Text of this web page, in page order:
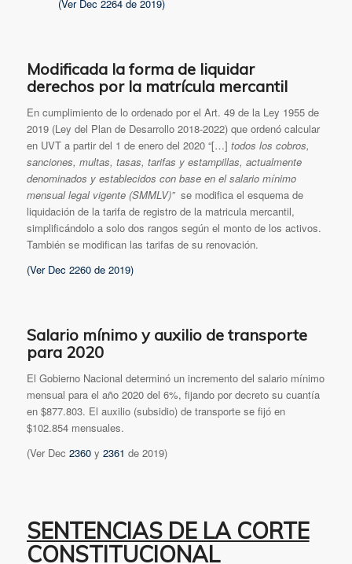
(Ver Dec 2264 de 2019)
Modificada la forma de liquidar
derechos por la matrícula mercantil
En cumplimiento de lo ordenado por el Art. 49 de la Ley 1955 de
2019 (Ley del Plan de Desarrollo 2018-2022) que ordenó calcular
en UVT a partir del 1 de enero del 2020 “[…] todos los cobros,
sanciones, multas, tasas, tarifas y estampillas, actualmente
denominados y establecidos con base en el salario mínimo
mensual legal vigente (SMMLV)” se modifica el esquema de
liquidación de la tarifa de registro de la matricula mercantil,
simplificándolo a solo dos rangos según el monto de los activos.
También se modifican las tarifas de su renovación.
(Ver Dec 2260 de 2019)
Salario mínimo y auxilio de transporte
para 2020
El Gobierno Nacional determinó un incremento del salario mínimo
mensual para el año 2020 del 6%, fijando por decreto su cuantía
en $877.803. El auxilio (subsidio) de transporte se fijó en
$102.854 mensuales.
(Ver Dec 2360y 2361 de 2019)
SENTENCIAS DE LA CORTE
CONSTITUCIONAL